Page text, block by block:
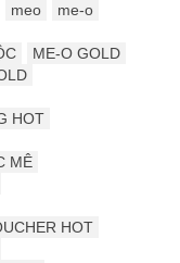
meo
me-o
ME-O GOLD
HOT
MÊ
HOT